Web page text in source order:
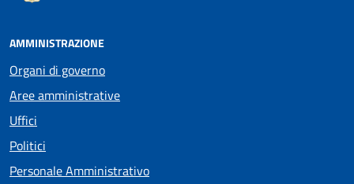
AMMINISTRAZIONE
Organi di governo
Aree amministrative
Uffici
Politici
Personale Amministrativo